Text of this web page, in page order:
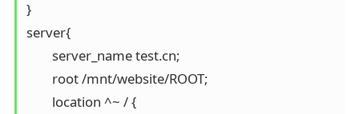
}
server{